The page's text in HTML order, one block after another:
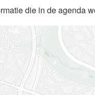
die in de agenda